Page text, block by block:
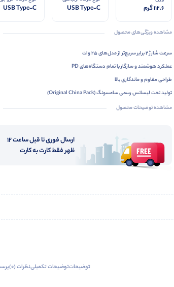
112.6 گرم USB Type-C
USB Type-C
مشاهده ویژگی‌های محصول
سرعت شارژ ۲ برابر سریع‌تر از مدل‌های ۲۵ وات
عملکرد هوشمند و سازگار با تمام دستگاه‌های PD
طراحی مقاوم و ماندگاری بالا
تولید تحت لیسانس رسمی سامسونگ (Original China Pack)
محافظت از دستگاه در برابر نوسان برق و گرمای بیش از حد
مشاهده توضیحات محصول
ارسال فوری تا قبل ساعت 12
ظهر فقط کارت به کارت
توضیحاتتوضیحات تکمیلینظرات (0)